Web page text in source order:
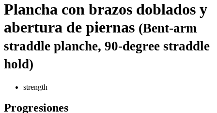
Plancha con brazos doblados y
abertura de piernas (Bent-arm
straddle planche, 90-degree straddle
hold)
strength
Progresiones